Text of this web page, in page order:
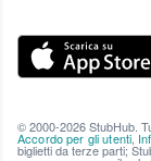
© 2000-2026 StubHub.
Accordo per gli utenti,
biglietti da terze parti;